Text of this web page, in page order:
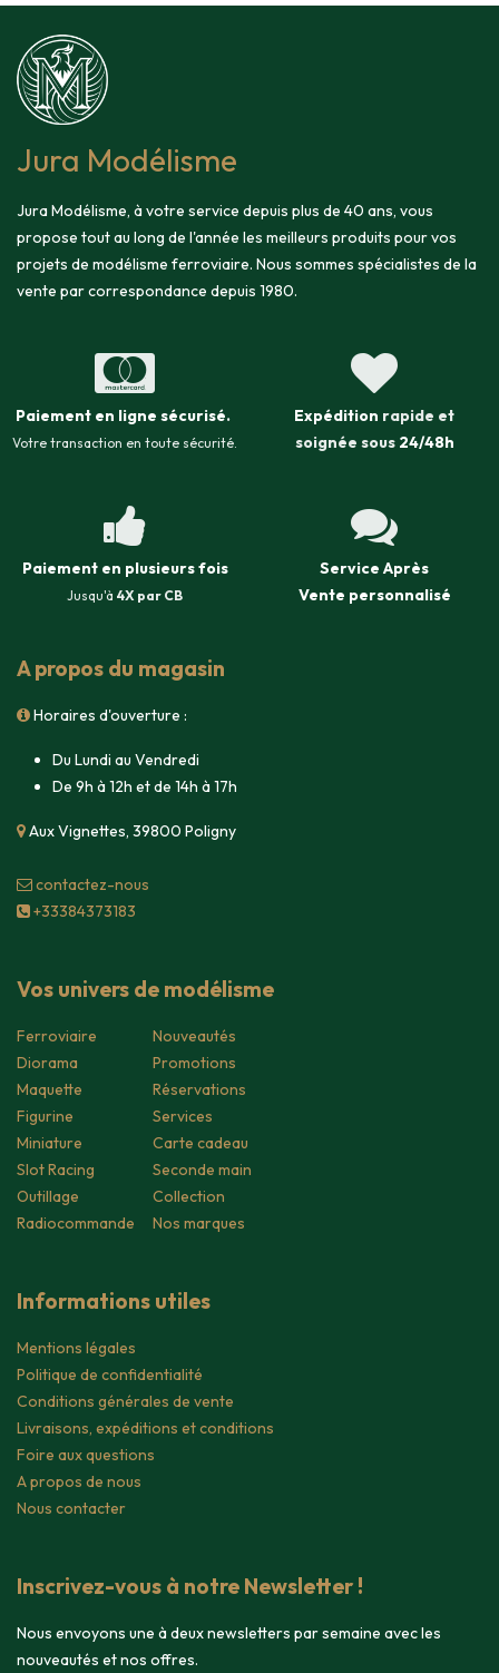
Jura Modélisme
Jura Modélisme, à votre service depuis plus de 40 ans, vous
propose tout au long de l'année les meilleurs produits pour vos
projets de modélisme ferroviaire. Nous sommes spécialistes de la
vente par correspondance depuis 1980.
Paiement en ligne sécurisé.
Votre transaction en toute sécurité.
Expédition rapide et
soignée sous 24/48h
Paiement en plusieurs fois
Jusqu'à 4X par CB
Service Après
Vente personnalisé
A propos du magasin
Horaires d'ouverture :
Du Lundi au Vendredi
De 9h à 12h et de 14h à 17h
Aux Vignettes, 39800 Poligny
contacte​z-nous
+33384373183
Vos univers de modélisme
Ferroviaire
Diorama
Maquette
Figurine
Miniature
Slot Racing
Outillage
Radiocommande
Nouveautés
Promotions
Réservations
Services
Carte cadeau
Seconde main
Collection
Nos marques
Informations utiles
Mentions légales
Politique de confidentialité
Conditions générales de vente
Livraisons, expéditions et conditions
Foire aux questions
A propos de nous
Nous contacter
Inscrivez-vous à notre Newsletter !
Nous envoyons une à deux newsletters par semaine avec les
nouveautés et nos offres.